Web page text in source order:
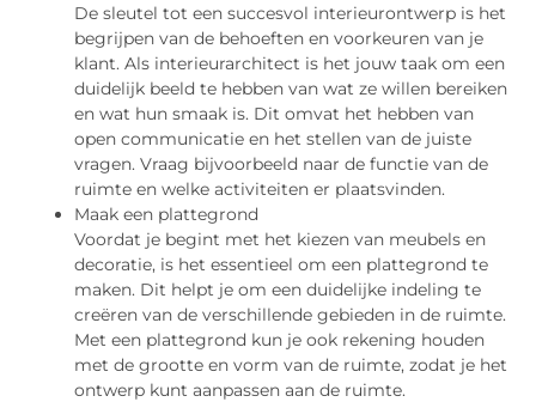
De sleutel tot een succesvol interieurontwerp is het
begrijpen van de behoeften en voorkeuren van je
klant. Als interieurarchitect is het jouw taak om een
duidelijk beeld te hebben van wat ze willen bereiken
en wat hun smaak is. Dit omvat het hebben van
open communicatie en het stellen van de juiste
vragen. Vraag bijvoorbeeld naar de functie van de
ruimte en welke activiteiten er plaatsvinden.
Maak een plattegrond
Voordat je begint met het kiezen van meubels en
decoratie, is het essentieel om een plattegrond te
maken. Dit helpt je om een duidelijke indeling te
creëren van de verschillende gebieden in de ruimte.
Met een plattegrond kun je ook rekening houden
met de grootte en vorm van de ruimte, zodat je het
ontwerp kunt aanpassen aan de ruimte.